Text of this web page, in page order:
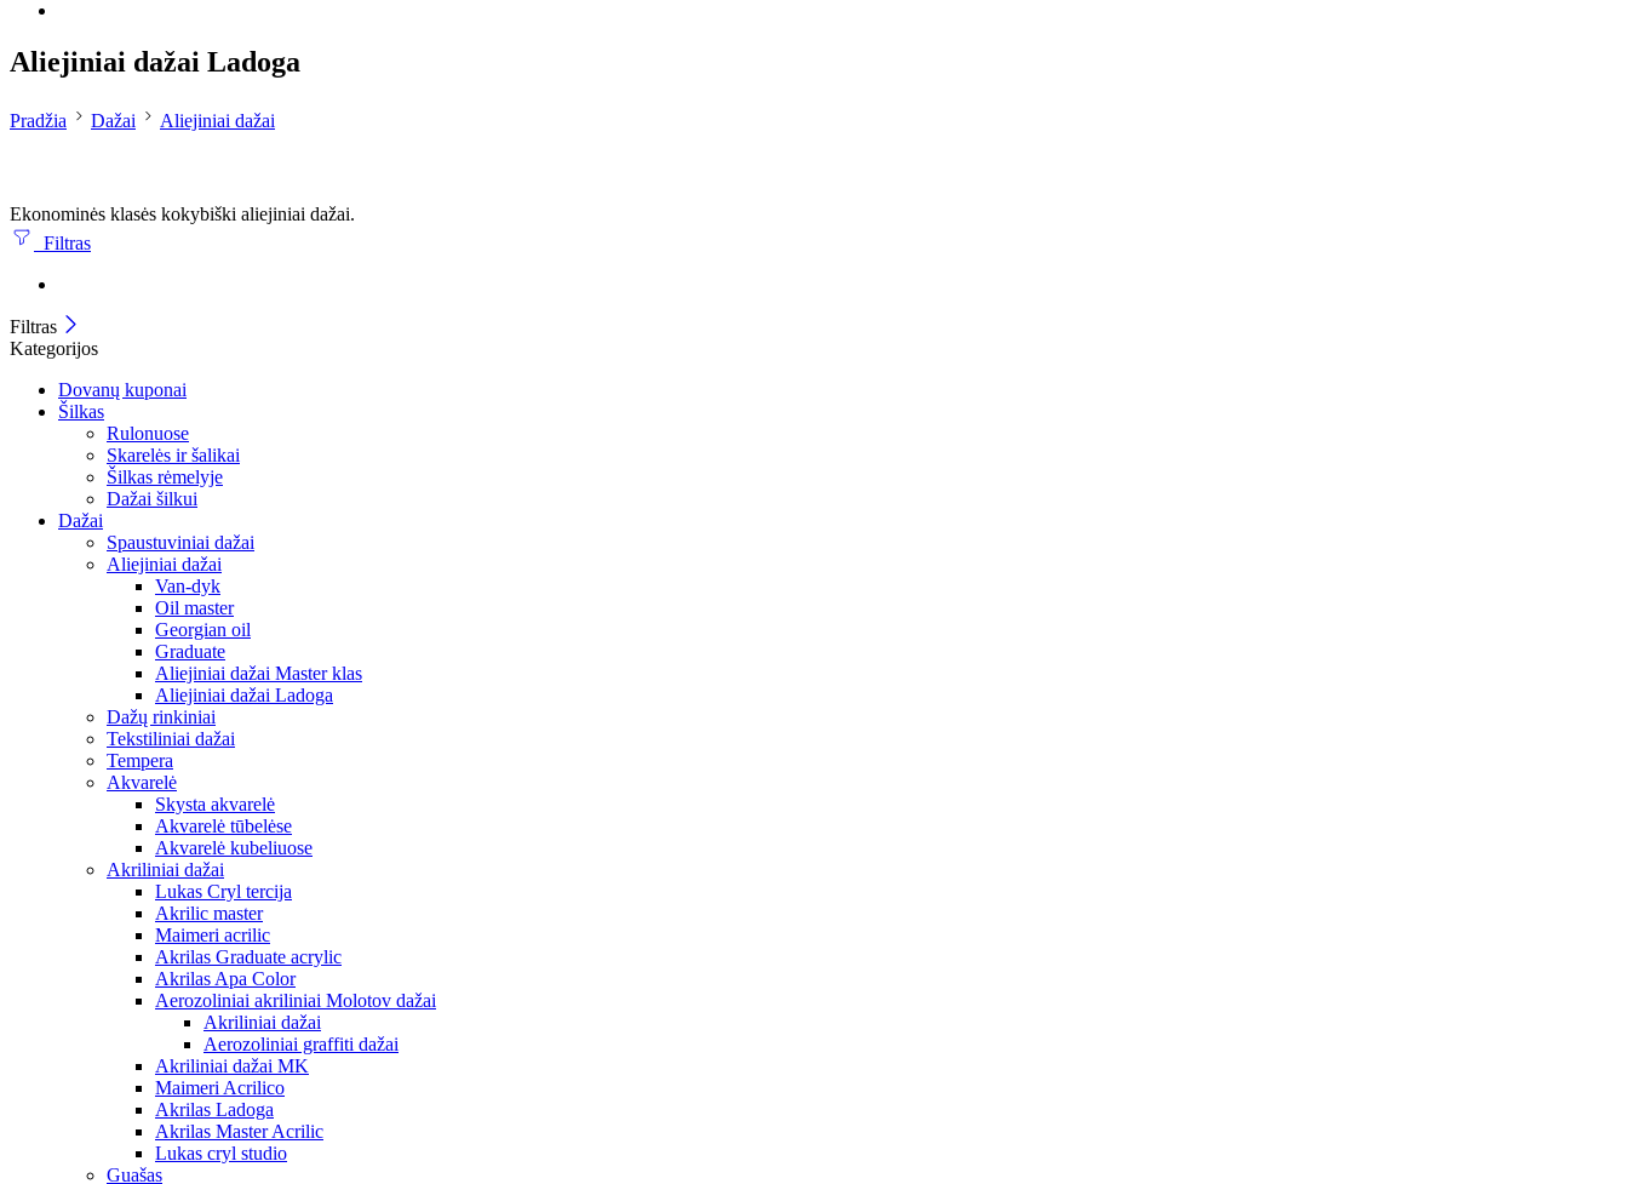
Aliejiniai dažai Ladoga
Pradžia Dažai Aliejiniai dažai
Ekonominės klasės kokybiški aliejiniai dažai.
Filtras
Filtras
Kategorijos
Dovanų kuponai
Šilkas
Rulonuose
Skarelės ir šalikai
Šilkas rėmelyje
Dažai šilkui
Dažai
Spaustuviniai dažai
Aliejiniai dažai
Van-dyk
Oil master
Georgian oil
Graduate
Aliejiniai dažai Master klas
Aliejiniai dažai Ladoga
Dažų rinkiniai
Tekstiliniai dažai
Tempera
Akvarelė
Skysta akvarelė
Akvarelė tūbelėse
Akvarelė kubeliuose
Akriliniai dažai
Lukas Cryl tercija
Akrilic master
Maimeri acrilic
Akrilas Graduate acrylic
Akrilas Apa Color
Aerozoliniai akriliniai Molotov dažai
Akriliniai dažai
Aerozoliniai graffiti dažai
Akriliniai dažai MK
Maimeri Acrilico
Akrilas Ladoga
Akrilas Master Acrilic
Lukas cryl studio
Guašas